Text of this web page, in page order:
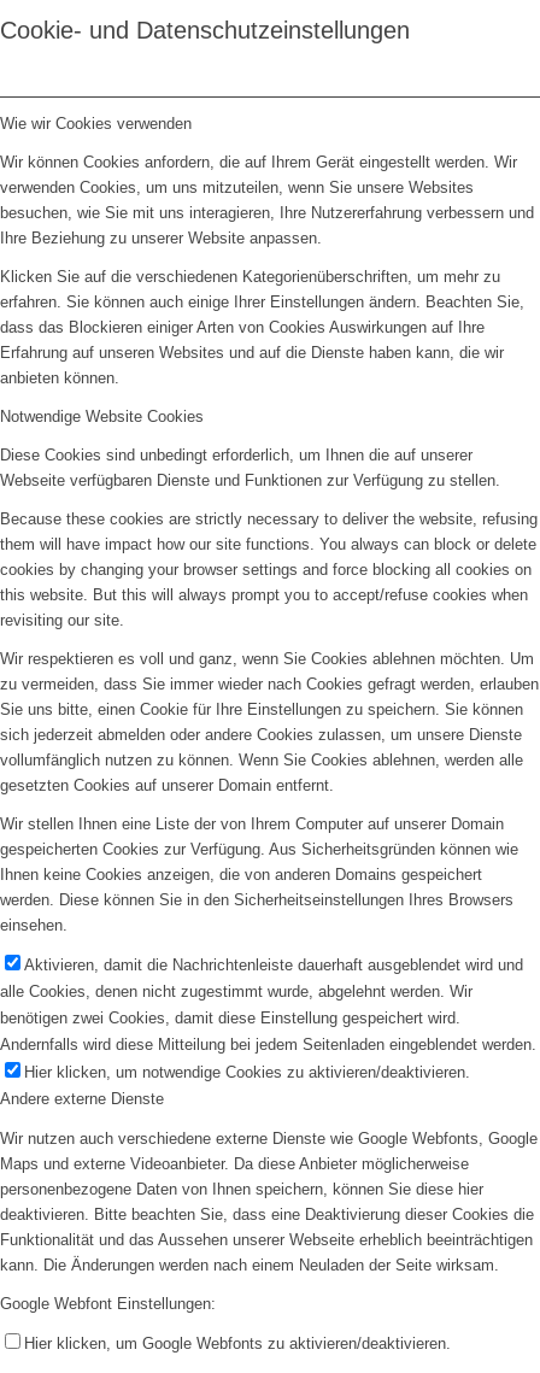
Cookie- und Datenschutzeinstellungen
Wie wir Cookies verwenden
Wir können Cookies anfordern, die auf Ihrem Gerät eingestellt werden. Wir
verwenden Cookies, um uns mitzuteilen, wenn Sie unsere Websites
besuchen, wie Sie mit uns interagieren, Ihre Nutzererfahrung verbessern und
Ihre Beziehung zu unserer Website anpassen.
Klicken Sie auf die verschiedenen Kategorienüberschriften, um mehr zu
erfahren. Sie können auch einige Ihrer Einstellungen ändern. Beachten Sie,
dass das Blockieren einiger Arten von Cookies Auswirkungen auf Ihre
Erfahrung auf unseren Websites und auf die Dienste haben kann, die wir
anbieten können.
Notwendige Website Cookies
Diese Cookies sind unbedingt erforderlich, um Ihnen die auf unserer
Webseite verfügbaren Dienste und Funktionen zur Verfügung zu stellen.
Because these cookies are strictly necessary to deliver the website, refusing
them will have impact how our site functions. You always can block or delete
cookies by changing your browser settings and force blocking all cookies on
this website. But this will always prompt you to accept/refuse cookies when
revisiting our site.
Wir respektieren es voll und ganz, wenn Sie Cookies ablehnen möchten. Um
zu vermeiden, dass Sie immer wieder nach Cookies gefragt werden, erlauben
Sie uns bitte, einen Cookie für Ihre Einstellungen zu speichern. Sie können
sich jederzeit abmelden oder andere Cookies zulassen, um unsere Dienste
vollumfänglich nutzen zu können. Wenn Sie Cookies ablehnen, werden alle
gesetzten Cookies auf unserer Domain entfernt.
Wir stellen Ihnen eine Liste der von Ihrem Computer auf unserer Domain
gespeicherten Cookies zur Verfügung. Aus Sicherheitsgründen können wie
Ihnen keine Cookies anzeigen, die von anderen Domains gespeichert
werden. Diese können Sie in den Sicherheitseinstellungen Ihres Browsers
einsehen.
Aktivieren, damit die Nachrichtenleiste dauerhaft ausgeblendet wird und
alle Cookies, denen nicht zugestimmt wurde, abgelehnt werden. Wir
benötigen zwei Cookies, damit diese Einstellung gespeichert wird.
Andernfalls wird diese Mitteilung bei jedem Seitenladen eingeblendet werden.
Hier klicken, um notwendige Cookies zu aktivieren/deaktivieren.
Andere externe Dienste
Wir nutzen auch verschiedene externe Dienste wie Google Webfonts, Google
Maps und externe Videoanbieter. Da diese Anbieter möglicherweise
personenbezogene Daten von Ihnen speichern, können Sie diese hier
deaktivieren. Bitte beachten Sie, dass eine Deaktivierung dieser Cookies die
Funktionalität und das Aussehen unserer Webseite erheblich beeinträchtigen
kann. Die Änderungen werden nach einem Neuladen der Seite wirksam.
Google Webfont Einstellungen:
Hier klicken, um Google Webfonts zu aktivieren/deaktivieren.